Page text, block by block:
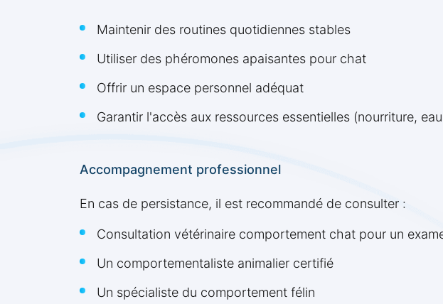
Maintenir des routines quotidiennes stables
Utiliser des phéromones apaisantes pour chat
Offrir un espace personnel adéquat
Garantir l'accès aux ressources essentielles (nourriture,
Accompagnement professionnel
En cas de persistance, il est recommandé de consulter :
Consultation vétérinaire comportement chat pour un
Un comportementaliste animalier certifié
Un spécialiste du comportement félin